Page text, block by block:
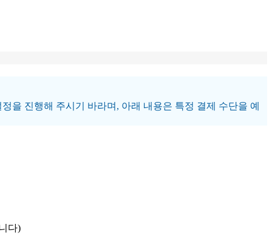
을 진행해 주시기 바라며, 아래 내용은 특정 결제 수단을 예
다)